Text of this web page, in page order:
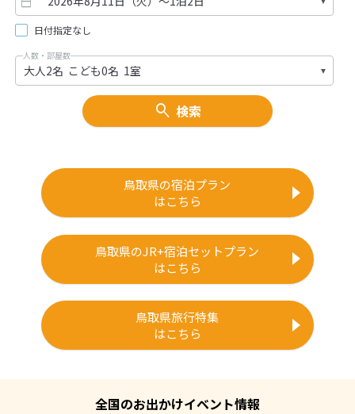
日付指定なし
人数・部屋数
検索
鳥取県の宿泊プラン
はこちら
鳥取県のJR+宿泊セットプラン
はこちら
鳥取県旅行特集
はこちら
全国のお出かけイベント情報